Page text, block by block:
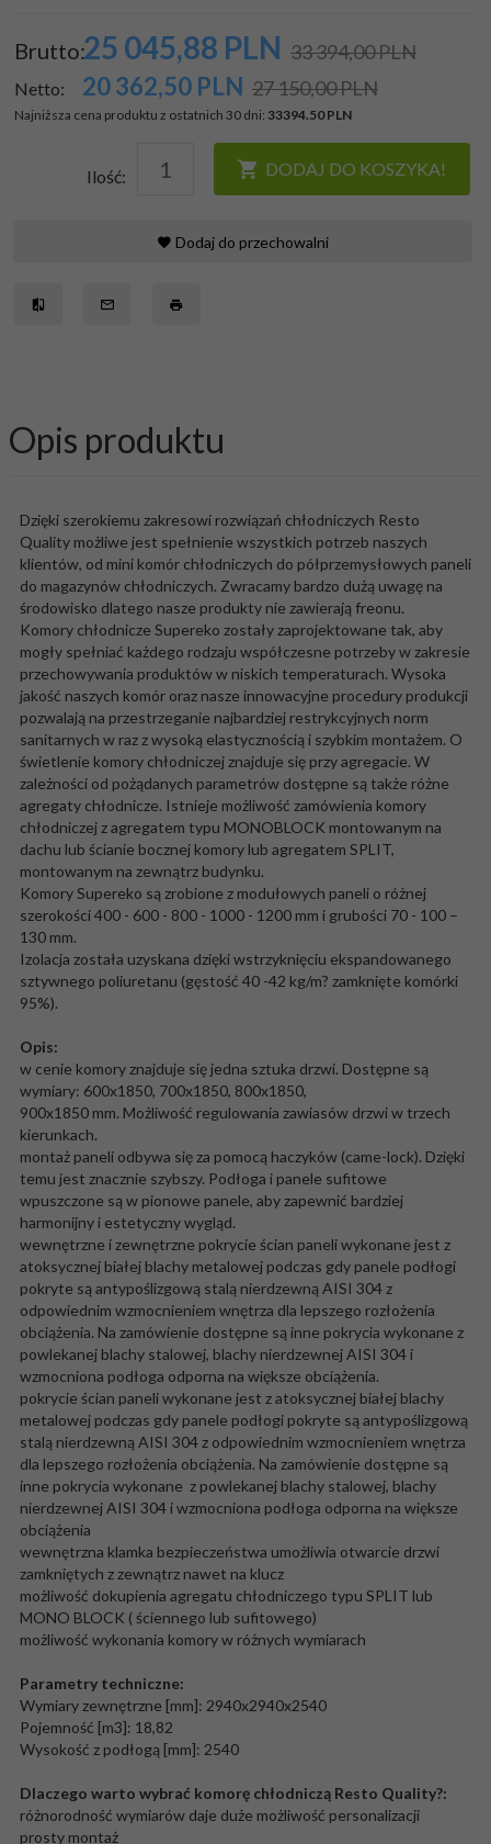
Brutto:25 045,88 PLN 33 394,00 PLN
Netto: 20 362,50 PLN 27 150,00 PLN
Najniższa cena produktu z ostatnich 30 dni: 33394.50 PLN
Ilość: DODAJ DO KOSZYKA!
Dodaj do przechowalni
Opis produktu
Dzięki szerokiemu zakresowi rozwiązań chłodniczych Resto
Quality możliwe jest spełnienie wszystkich potrzeb naszych
klientów, od mini komór chłodniczych do półprzemysłowych paneli
do magazynów chłodniczych. Zwracamy bardzo dużą uwagę na
środowisko dlatego nasze produkty nie zawierają freonu.
Komory chłodnicze Supereko zostały zaprojektowane tak, aby
mogły spełniać każdego rodzaju współczesne potrzeby w zakresie
przechowywania produktów w niskich temperaturach. Wysoka
jakość naszych komór oraz nasze innowacyjne procedury produkcji
pozwalają na przestrzeganie najbardziej restrykcyjnych norm
sanitarnych w raz z wysoką elastycznością i szybkim montażem. O
świetlenie komory chłodniczej znajduje się przy agregacie. W
zależności od pożądanych parametrów dostępne są także różne
agregaty chłodnicze. Istnieje możliwość zamówienia komory
chłodniczej z agregatem typu MONOBLOCK montowanym na
dachu lub ścianie bocznej komory lub agregatem SPLIT,
montowanym na zewnątrz budynku.
Komory Supereko są zrobione z modułowych paneli o różnej
szerokości 400 - 600 - 800 - 1000 - 1200 mm i grubości 70 - 100 –
130 mm.
Izolacja została uzyskana dzięki wstrzyknięciu ekspandowanego
sztywnego poliuretanu (gęstość 40 -42 kg/m? zamknięte komórki
95%).
Opis:
w cenie komory znajduje się jedna sztuka drzwi. Dostępne są
wymiary: 600x1850, 700x1850, 800x1850,
900x1850 mm. Możliwość regulowania zawiasów drzwi w trzech
kierunkach.
montaż paneli odbywa się za pomocą haczyków (came-lock). Dzięki
temu jest znacznie szybszy. Podłoga i panele sufitowe
wpuszczone są w pionowe panele, aby zapewnić bardziej
harmonijny i estetyczny wygląd.
wewnętrzne i zewnętrzne pokrycie ścian paneli wykonane jest z
atoksycznej białej blachy metalowej podczas gdy panele podłogi
pokryte są antypoślizgową stalą nierdzewną AISI 304 z
odpowiednim wzmocnieniem wnętrza dla lepszego rozłożenia
obciążenia. Na zamówienie dostępne są inne pokrycia wykonane z
powlekanej blachy stalowej, blachy nierdzewnej AISI 304 i
wzmocniona podłoga odporna na większe obciążenia.
pokrycie ścian paneli wykonane jest z atoksycznej białej blachy
metalowej podczas gdy panele podłogi pokryte są antypoślizgową
stalą nierdzewną AISI 304 z odpowiednim wzmocnieniem wnętrza
dla lepszego rozłożenia obciążenia. Na zamówienie dostępne są
inne pokrycia wykonane z powlekanej blachy stalowej, blachy
nierdzewnej AISI 304 i wzmocniona podłoga odporna na większe
obciążenia
wewnętrzna klamka bezpieczeństwa umożliwia otwarcie drzwi
zamkniętych z zewnątrz nawet na klucz
możliwość dokupienia agregatu chłodniczego typu SPLIT lub
MONO BLOCK ( ściennego lub sufitowego)
możliwość wykonania komory w różnych wymiarach
Parametry techniczne:
Wymiary zewnętrzne [mm]: 2940x2940x2540
Pojemność [m3]: 18,82
Wysokość z podłogą [mm]: 2540
Dlaczego warto wybrać komorę chłodniczą Resto Quality?:
różnorodność wymiarów daje duże możliwość personalizacji
prosty montaż